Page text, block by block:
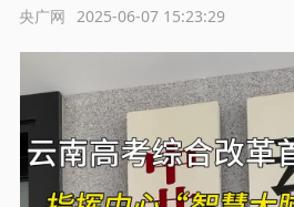
2025-06-07 15:23:29
央广网